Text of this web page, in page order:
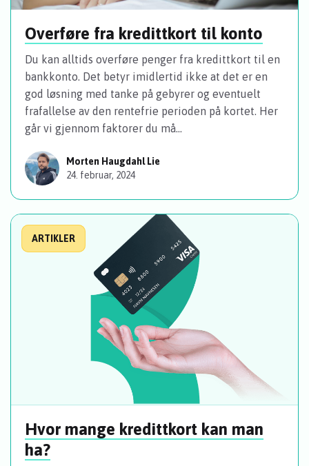
Overføre fra kredittkort til konto
Du kan alltids overføre penger fra kredittkort til en
bankkonto. Det betyr imidlertid ikke at det er en
god løsning med tanke på gebyrer og eventuelt
frafallelse av den rentefrie perioden på kortet. Her
går vi gjennom faktorer du må...
Morten Haugdahl Lie
24. februar, 2024
ARTIKLER
Hvor mange kredittkort kan man
ha?